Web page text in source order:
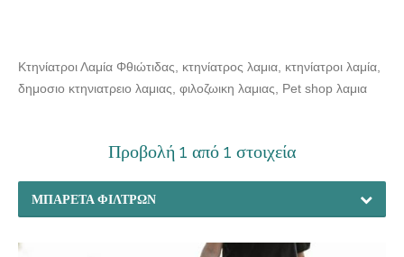
Κτηνίατροι Λαμία Φθιώτιδας, κτηνίατρος λαμια, κτηνίατροι λαμία,
δημοσιο κτηνιατρειο λαμιας, φιλοζωικη λαμιας, Pet shop λαμια
Προβολή 1 από 1 στοιχεία
ΜΠΑΡΈΤΑ ΦΊΛΤΡΩΝ